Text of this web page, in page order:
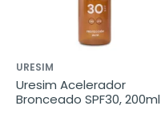
URESIM
Uresim Acelerador
Bronceado SPF30, 200ml